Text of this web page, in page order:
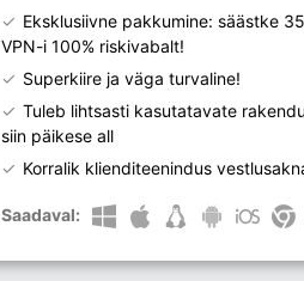
Eksklusiivne pakkumine: säästke
VPN-i 100% riskivabalt!
Superkiire ja väga turvaline!
Tuleb lihtsasti kasutatavate
siin päikese all
Korralik klienditeenindus
Saadaval: